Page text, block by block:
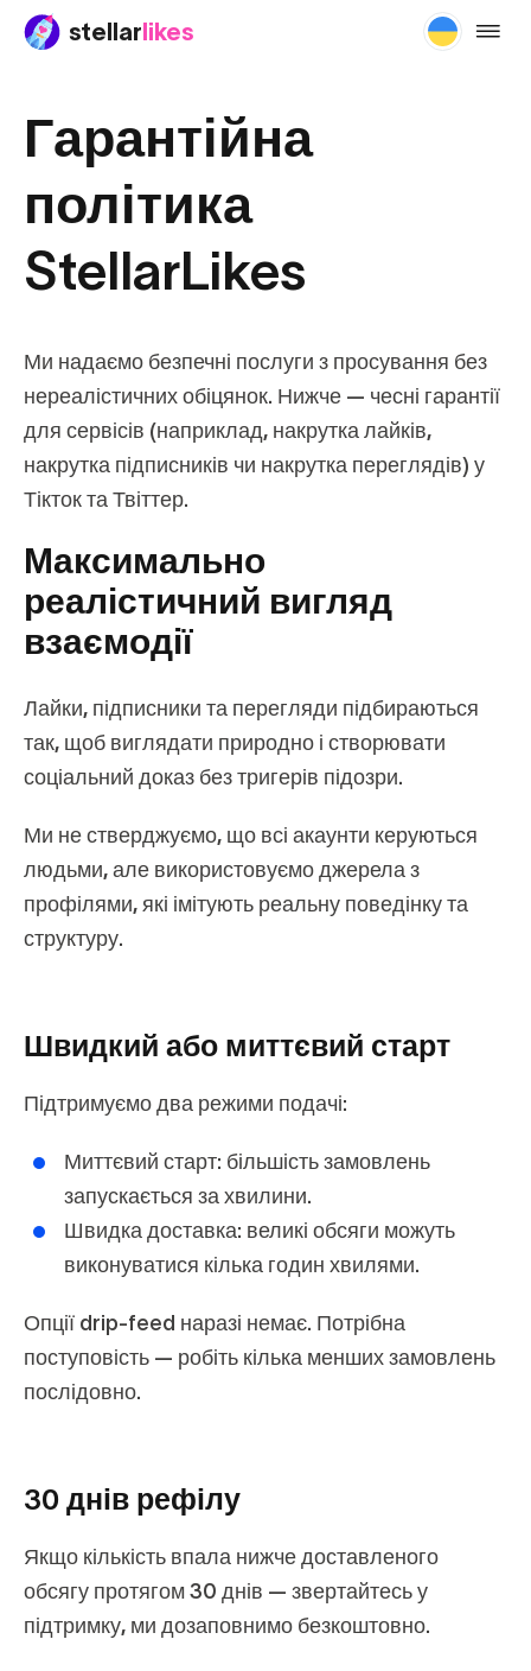
stellarlikes
Гарантійна
політика
StellarLikes
Ми надаємо безпечні послуги з просування без
нереалістичних обіцянок. Нижче — чесні гарантії
для сервісів (наприклад, накрутка лайків,
накрутка підписників чи накрутка переглядів) у
Тікток та Твіттер.
Максимально
реалістичний вигляд
взаємодії
Лайки, підписники та перегляди підбираються
так, щоб виглядати природно і створювати
соціальний доказ без тригерів підозри.
Ми не стверджуємо, що всі акаунти керуються
людьми, але використовуємо джерела з
профілями, які імітують реальну поведінку та
структуру.
Швидкий або миттєвий старт
Підтримуємо два режими подачі:
Миттєвий старт: більшість замовлень
запускається за хвилини.
Швидка доставка: великі обсяги можуть
виконуватися кілька годин хвилями.
Опції drip‑feed наразі немає. Потрібна
поступовість — робіть кілька менших замовлень
послідовно.
30 днів рефілу
Якщо кількість впала нижче доставленого
обсягу протягом 30 днів — звертайтесь у
підтримку, ми дозаповнимо безкоштовно.